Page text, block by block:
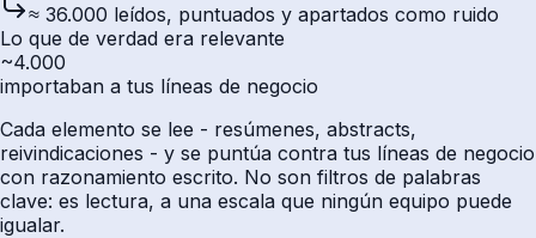
≈ 36.000 leídos, puntuados y apartados como ruido
Lo que de verdad era relevante
~4.000
importaban a tus líneas de negocio
Cada elemento se lee - resúmenes, abstracts,
reivindicaciones - y se puntúa contra tus líneas de negocio
con razonamiento escrito. No son filtros de palabras
clave: es lectura, a una escala que ningún equipo puede
igualar.